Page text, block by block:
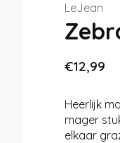
LeJean
€12,99
Heerlijk
mager
elkaar